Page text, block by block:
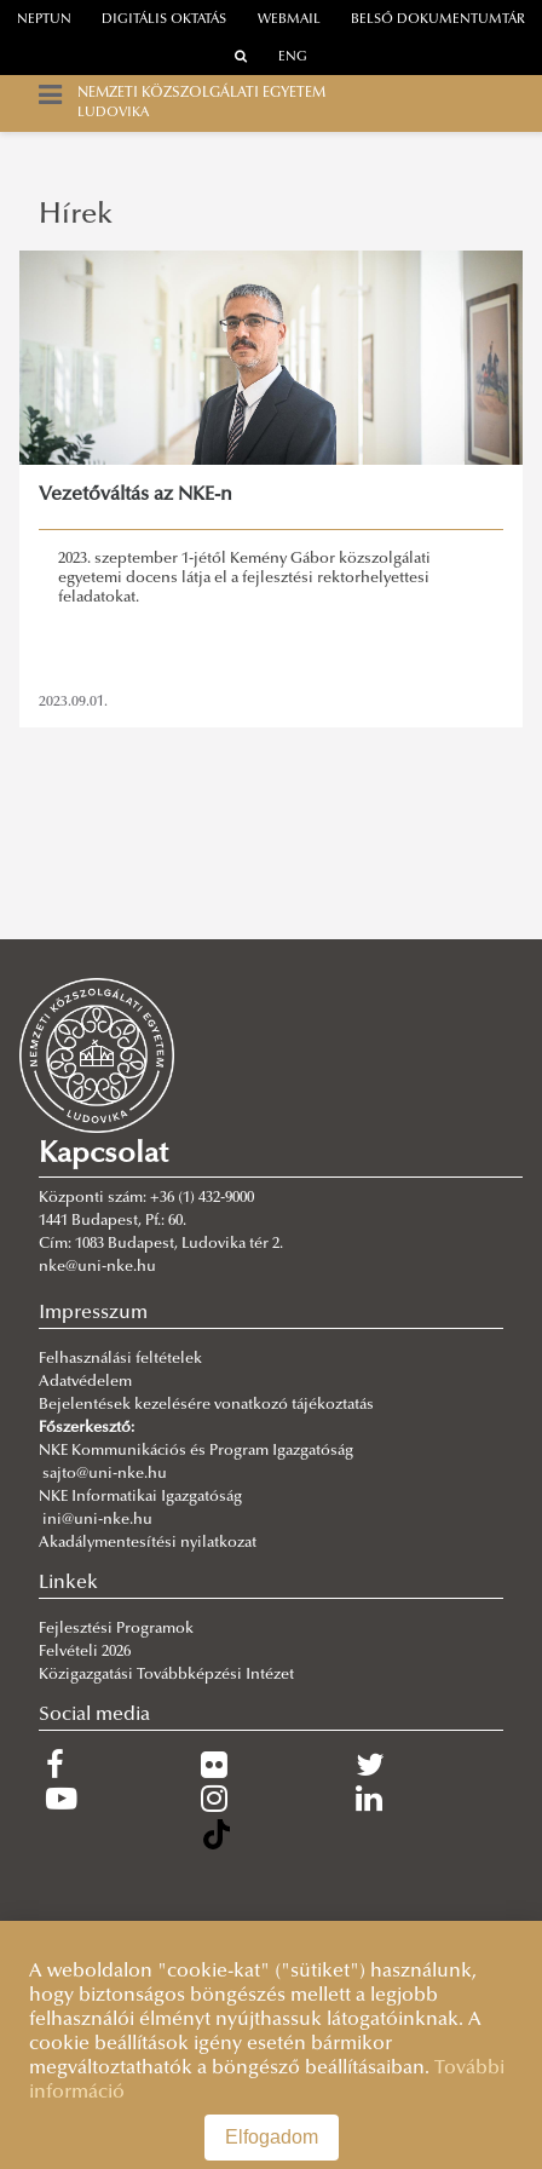
WEBMAIL
NEPTUN DIGITÁLIS OKTATÁS BELSŐ DOKUMENTUMTÁR
ENG
NEMZETI KÖZSZOLGÁLATI EGYETEM
LUDOVIKA
Hírek
Vezetőváltás az NKE-n
2023. szeptember 1-jétől Kemény Gábor közszolgálati
egyetemi docens látja el a fejlesztési rektorhelyettesi
feladatokat.
2023.09.01.
Kapcsolat
Központi szám: +36 (1) 432-9000
1441 Budapest, Pf.: 60.
Cím: 1083 Budapest, Ludovika tér 2.
nke@uni-nke.hu
Impresszum
Felhasználási feltételek
Adatvédelem
Bejelentések kezelésére vonatkozó tájékoztatás
Főszerkesztő:
NKE Kommunikációs és Program Igazgatóság
sajto@uni-nke.hu
NKE Informatikai Igazgatóság
ini@uni-nke.hu
Akadálymentesítési nyilatkozat
Linkek
Fejlesztési Programok
Felvételi 2026
Közigazgatási Továbbképzési Intézet
Social media
A weboldalon "cookie-kat" ("sütiket") használunk,
hogy biztonságos böngészés mellett a legjobb
felhasználói élményt nyújthassuk látogatóinknak. A
cookie beállítások igény esetén bármikor
megváltoztathatók a böngésző beállításaiban.
További
információ
Elfogadom